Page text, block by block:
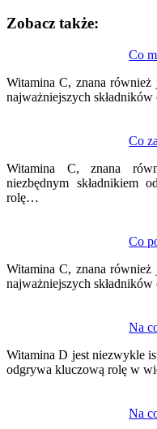
Zobacz także:
Co
Witamina C, znana
najważniejszych
Co
Witamina C, znana
niezbędnym składnikiem
rolę…
Co
Witamina C, znana
najważniejszych
Na
Witamina D jest niezwykle
odgrywa kluczową rolę w
Na
wpisu